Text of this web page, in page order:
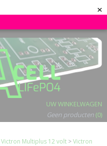
×
UW WINKELWAGEN
Geen producten (0)
Victron Multiplus 12 volt >Victron